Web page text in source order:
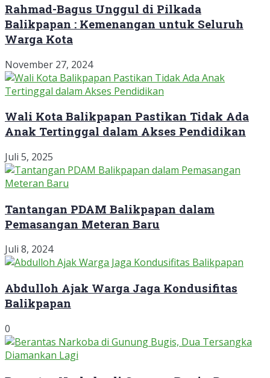
Rahmad-Bagus Unggul di Pilkada
Balikpapan : Kemenangan untuk Seluruh
Warga Kota
November 27, 2024
Wali Kota Balikpapan Pastikan Tidak Ada
Anak Tertinggal dalam Akses Pendidikan
Juli 5, 2025
Tantangan PDAM Balikpapan dalam
Pemasangan Meteran Baru
Juli 8, 2024
Abdulloh Ajak Warga Jaga Kondusifitas
Balikpapan
0